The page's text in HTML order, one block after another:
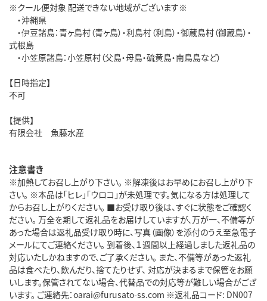
※クール便対象 配送できない地域がございます※
・沖縄県
・伊豆諸島：青ヶ島村（青ヶ島）・利島村（利島）・御蔵島村（御蔵島）・
式根島
・小笠原諸島：小笠原村（父島・母島・硫黄島・南鳥島など）
【日時指定】
不可
【提供】
有限会社 魚藤水産
注意書き
※加熱してお召し上がり下さい。 ※解凍後はお早めにお召し上がり下
さい。 ※本品は「ヒレ」「ウロコ」が未処理です。気になる方は処理して
からお召し上がりください。 ■お受け取り後は、すぐに状態をご確認く
ださい。 万全を期して返礼品をお届けしていますが、万が一、不備等が
あった場合は返礼品受け取り時に、写真（画像）を添付のうえ至急電子
メールにてご連絡ください。 到着後、１週間以上経過しました返礼品の
対応いたしかねますので、ご了承ください。 また、不備等があった返礼
品は食べたり、飲んだり、捨てたりせず、 対応が決まるまで保管をお願
いします。保管されてない場合、代替品での対応等が難しい場合がござ
います。 ご連絡先：oarai@furusato-ss.com ※返礼品コード: DN007